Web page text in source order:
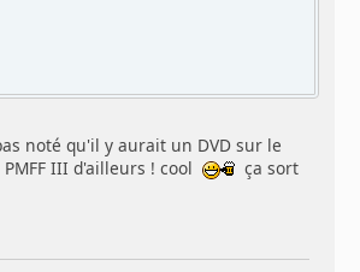
noté qu'il y aurait un DVD sur le
PMFF III d'ailleurs ! cool
ça sort